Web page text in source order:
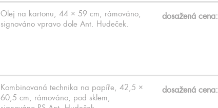
Olej na kartonu, 44 × 59 cm, rámováno,
signováno vpravo dole Ant. Hudeček.
dosažená cena:
Kombinovaná technika na papíře, 42,5 ×
60,5 cm, rámováno, pod sklem,
dosažená cena: